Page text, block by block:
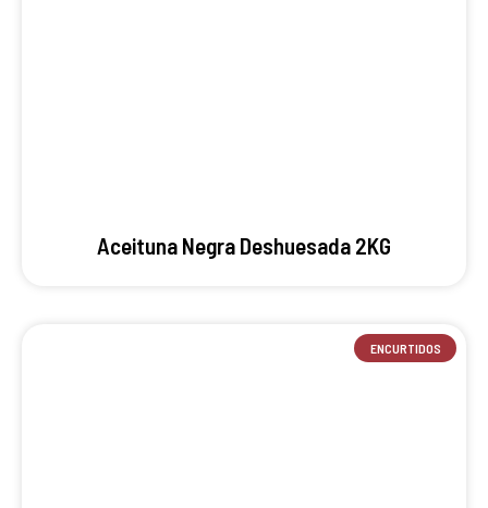
Aceituna Negra Deshuesada 2KG
ENCURTIDOS